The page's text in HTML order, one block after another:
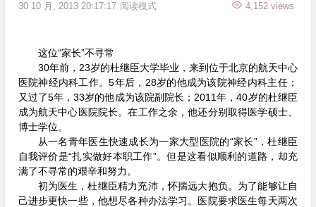
30 10 月, 2013 20:17:17 4,152 views
阅读模式
这位“家长”不寻常
30年前，23岁的杜继臣大学毕业，来到位于北京的航天中心
医院神经内科工作。5年后，28岁的他成为该院神经内科主任；
又过了5年，33岁的他成为该院副院长；2011年，40岁的杜继臣
成为航天中心医院院长。在工作之余，他还分别取得医学硕士、
博士学位。
从一名青年医生快速成长为一家大型医院的“家长”，杜继臣
自我评价是“扎实做好本职工作”。但是这看似顺利的道路，却充
满了不寻常的艰辛和努力。
初为医生，杜继臣精力充沛，怀揣远大抱负。为了能够让自
己进步更快一些，他想尽各种办法学习。医院要求医生每天两次